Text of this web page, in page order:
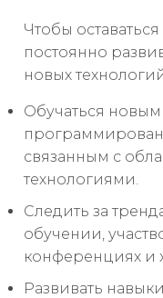
Чтобы
постоянно
новых
Обучаться
связанным с
технологиями.
Следить за
обучении,
конференциях и
Развивать